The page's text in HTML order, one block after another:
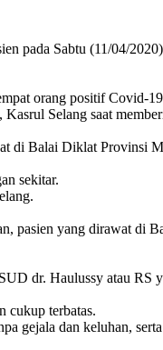
pada Sabtu (11/04/
orang positif Covid-
Selang saat
di Balai Diklat Provinsi
sekitar.
pasien yang dirawat di
dr. Haulussy atau RS
cukup terbatas.
gejala dan keluhan,